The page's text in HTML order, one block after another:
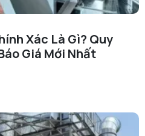
Xác Là Gì? Quy
Giá Mới Nhất